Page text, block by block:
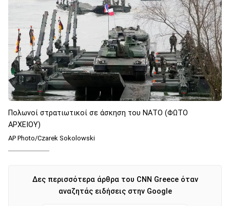
Πολωνοί στρατιωτικοί σε άσκηση του ΝΑΤΟ (ΦΩΤΟ
ΑΡΧΕΙΟΥ)
AP Photo/Czarek Sokolowski
Δες περισσότερα άρθρα του CNN Greece όταν
αναζητάς ειδήσεις στην Google